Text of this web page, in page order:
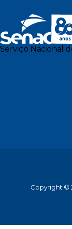
Serviço Nacional
Copyright ©